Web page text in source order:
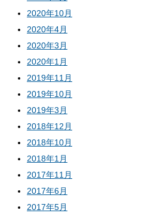
2020年10月
2020年4月
2020年3月
2020年1月
2019年11月
2019年10月
2019年3月
2018年12月
2018年10月
2018年1月
2017年11月
2017年6月
2017年5月